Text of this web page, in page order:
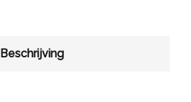
Beschrijving